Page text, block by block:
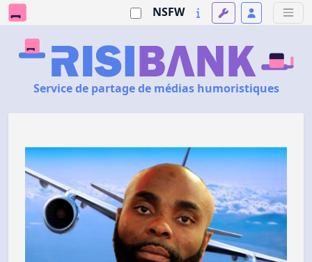
NSFW
Service de partage de médias humoristiques